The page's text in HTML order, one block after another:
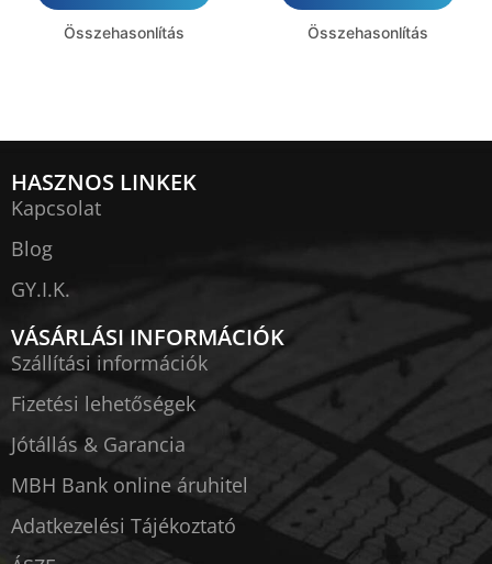
Összehasonlítás Összehasonlítás
HASZNOS LINKEK
Kapcsolat
Blog
GY.I.K.
VÁSÁRLÁSI INFORMÁCIÓK
Szállítási információk
Fizetési lehetőségek
Jótállás & Garancia
MBH Bank online áruhitel
Adatkezelési Tájékoztató